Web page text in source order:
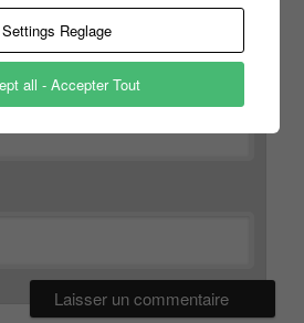
Settings Reglage
all - Accepter Tout